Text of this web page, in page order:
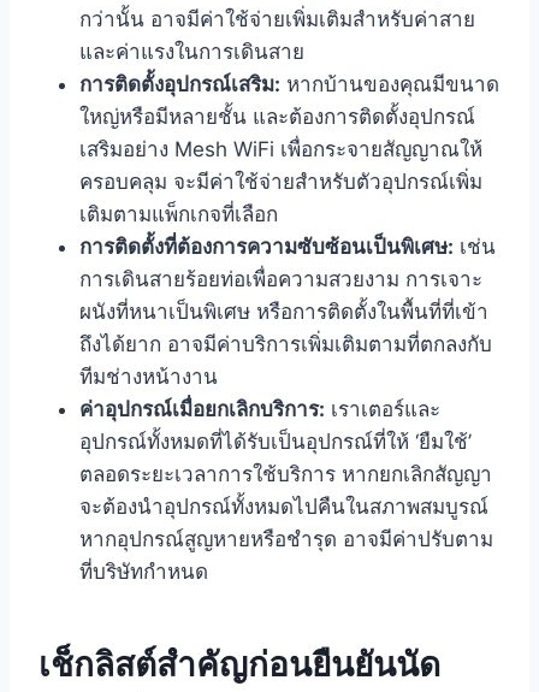
กว่านั้น อาจมีค่าใช้จ่ายเพิ่มเติมสำหรับค่าสาย
และค่าแรงในการเดินสาย
การติดตั้งอุปกรณ์เสริม: หากบ้านของคุณมีขนาด
ใหญ่หรือมีหลายชั้น และต้องการติดตั้งอุปกรณ์
เสริมอย่าง Mesh WiFi เพื่อกระจายสัญญาณให้
ครอบคลุม จะมีค่าใช้จ่ายสำหรับตัวอุปกรณ์เพิ่ม
เติมตามแพ็กเกจที่เลือก
การติดตั้งที่ต้องการความซับซ้อนเป็นพิเศษ: เช่น
การเดินสายร้อยท่อเพื่อความสวยงาม การเจาะ
ผนังที่หนาเป็นพิเศษ หรือการติดตั้งในพื้นที่ที่เข้า
ถึงได้ยาก อาจมีค่าบริการเพิ่มเติมตามที่ตกลงกับ
ทีมช่างหน้างาน
ค่าอุปกรณ์เมื่อยกเลิกบริการ: เราเตอร์และ
อุปกรณ์ทั้งหมดที่ได้รับเป็นอุปกรณ์ที่ให้ ‘ยืมใช้’
ตลอดระยะเวลาการใช้บริการ หากยกเลิกสัญญา
จะต้องนำอุปกรณ์ทั้งหมดไปคืนในสภาพสมบูรณ์
หากอุปกรณ์สูญหายหรือชำรุด อาจมีค่าปรับตาม
ที่บริษัทกำหนด
เช็กลิสต์สำคัญก่อนยืนยันนัด